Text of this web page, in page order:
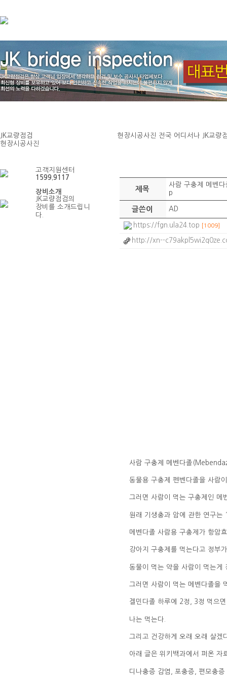
JK교량점검
현장시공사진
고객지원센터
1599.9117
장비소개
JK교량점검의
장비를 소개드립니
다.
현장시공사진 전국 어디서나 JK교량
제목
사람 구충제 메벤
p
글쓴이 AD
https://fgn.ula24.top [1009]
http://xn--
사람 구충제 메벤다졸
동물용 구충제 펜벤다졸을 사람
그러면 사람이 먹는 구충제인 메
원래 기생충과 암에 관한 연구는
메벤다졸 사람용 구충제가 항암
강아지 구충제를 먹는다고 정부
동물이 먹는 약을 사람이 먹는게
그러면 사람이 먹는 메벤다졸을
겔민다졸 하루에 2정, 3정 먹으
나는 먹는다.
그리고 건강하게 오래 오래 살겠
아래 글은 위키백과에서 퍼온 자
디나충증 감염, 포충증, 편모충